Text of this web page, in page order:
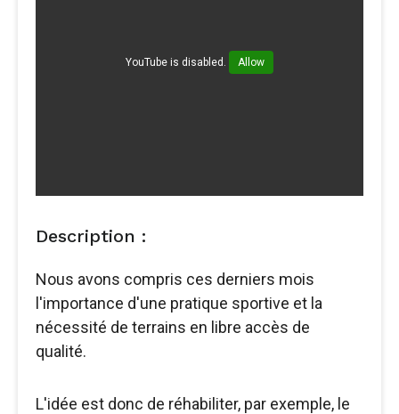
YouTube is disabled. Allow
Description :
Nous avons compris ces derniers mois
l'importance d'une pratique sportive et la
nécessité de terrains en libre accès de
qualité.
L'idée est donc de réhabiliter, par exemple, le